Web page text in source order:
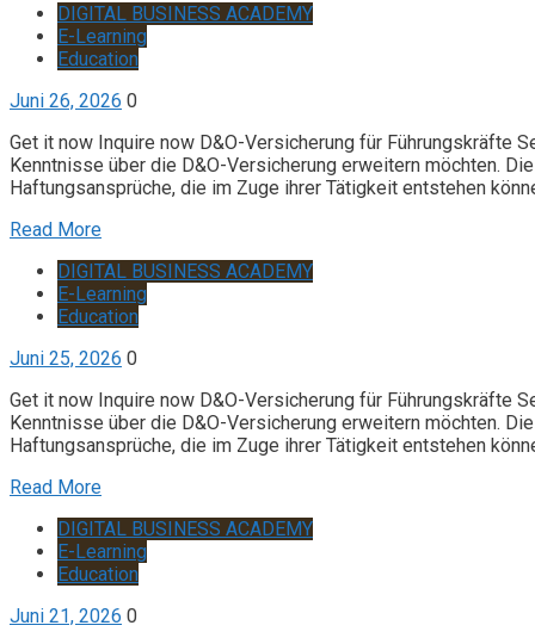
DIGITAL BUSINESS ACADEMY
E-Learning
Education
Juni 26, 2026 0
Get it now Inquire now D&O-Versicherung für Führungskräfte
Kenntnisse über die D&O-Versicherung erweitern möchten.
Haftungsansprüche, die im Zuge ihrer Tätigkeit entstehen
Read More
DIGITAL BUSINESS ACADEMY
E-Learning
Education
Juni 25, 2026 0
Get it now Inquire now D&O-Versicherung für Führungskräfte
Kenntnisse über die D&O-Versicherung erweitern möchten.
Haftungsansprüche, die im Zuge ihrer Tätigkeit entstehen
Read More
DIGITAL BUSINESS ACADEMY
E-Learning
Education
Juni 21, 2026 0